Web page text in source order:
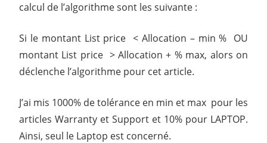
calcul de l’algorithme sont les suivante :
Si le montant List price < Allocation – min % OU
montant List price > Allocation + % max, alors on
déclenche l’algorithme pour cet article.
J’ai mis 1000% de tolérance en min et max pour les
articles Warranty et Support et 10% pour LAPTOP.
Ainsi, seul le Laptop est concerné.